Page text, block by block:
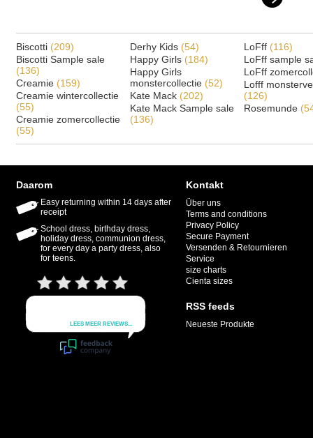
Biscotti (209)
Biscotti Sample sale
(136)
Creamie (159)
Creamie wintercollectie
(55)
Creamie zomercollectie
(55)
Derhy Kids (54)
Happy Girls (184)
Happy Girls
monstercollectie (52)
Kate Mack (202)
Kate Mack Sample sale
(136)
LoFff (116)
LoFff sample
LoFff
Lofff
(126)
Rosemunde
Daarom
Easy returning within 14 days after
receipt
School dress, birthday dress,
holiday dress, communion dress,
for every day a party dress, also
for teens.
Kontakt
Über uns
Terms and conditions
Privacy Policy
Secure Payment
Versenden & Retournieren
Service
size charts
Cienta sizes
RSS feeds
Neueste Produkte